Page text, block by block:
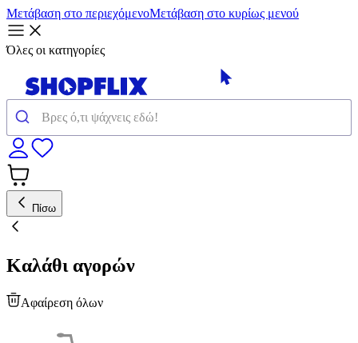
Μετάβαση στο περιεχόμενοΜετάβαση στο κυρίως μενού
Όλες οι κατηγορίες
Πίσω
Καλάθι αγορών
Αφαίρεση όλων